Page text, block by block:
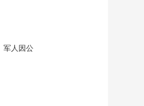
军人因公